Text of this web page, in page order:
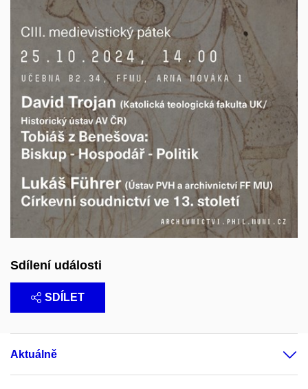
Sdílení události
SDÍLET
Aktuálně